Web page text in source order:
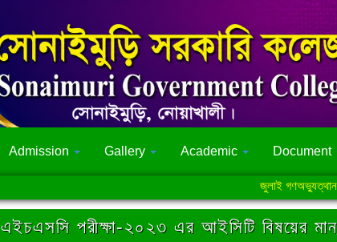
Admission Gallery Academic Document
জুলাই গণঅভ্যুত্থান
এইচএসসি পরীক্ষা-২০২৩ এর আইসিটি বিষয়ের